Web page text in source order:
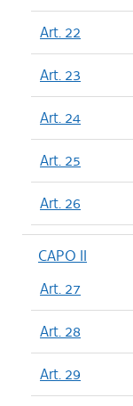
Art. 22
Art. 23
Art. 24
Art. 25
Art. 26
CAPO II
Art. 27
Art. 28
Art. 29